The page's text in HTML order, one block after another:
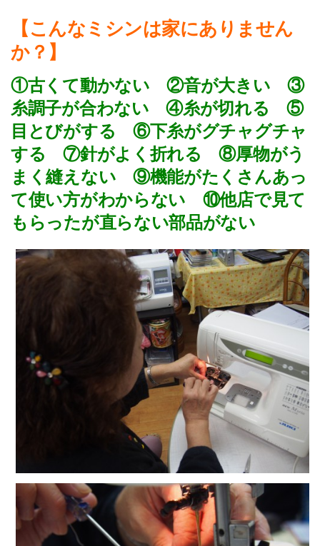
【こんなミシンは家にありません
か？】
①古くて動かない ②音が大きい ③
糸調子が合わない ④糸が切れる ⑤
目とびがする ⑥下糸がグチャグチャ
する ⑦針がよく折れる ⑧厚物がう
まく縫えない ⑨機能がたくさんあっ
て使い方がわからない ⑩他店で見て
もらったが直らない部品がない